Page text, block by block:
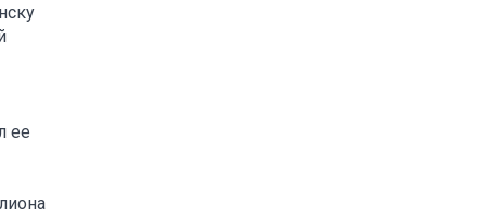
ее